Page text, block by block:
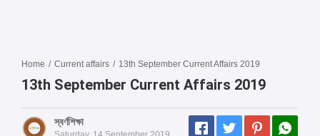
Home / Current affairs / 13th September Current Affairs 2019
13th September Current Affairs 2019
স্বর্ণশিক্ষা